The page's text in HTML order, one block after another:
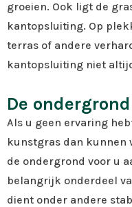
groeien. Ook ligt de
kantopsluiting. Op
terras of andere
kantopsluiting niet
De ondergrond
Als u geen ervaring
kunstgras dan kunnen
de ondergrond voor u
belangrijk onderdeel
dient onder andere